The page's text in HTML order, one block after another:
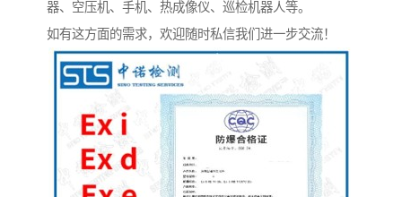
器、空压机、手机、热成像仪、巡检机器人等。
如有这方面的需求，欢迎随时私信我们进一步交流！